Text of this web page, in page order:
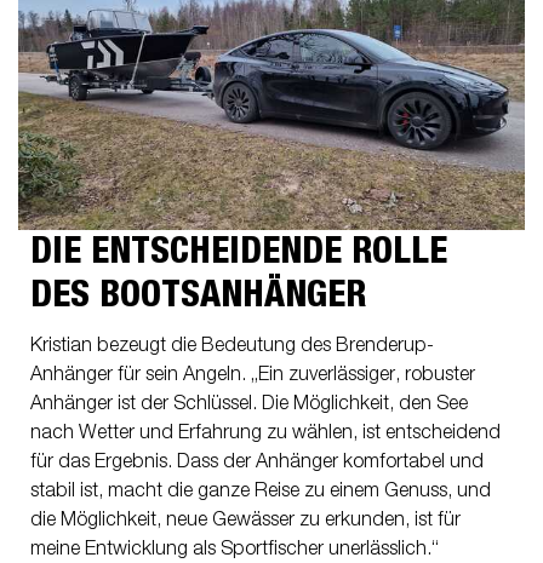
DIE ENTSCHEIDENDE ROLLE
DES BOOTSANHÄNGER
Kristian bezeugt die Bedeutung des Brenderup-
Anhänger für sein Angeln. „Ein zuverlässiger, robuster
Anhänger ist der Schlüssel. Die Möglichkeit, den See
nach Wetter und Erfahrung zu wählen, ist entscheidend
für das Ergebnis. Dass der Anhänger komfortabel und
stabil ist, macht die ganze Reise zu einem Genuss, und
die Möglichkeit, neue Gewässer zu erkunden, ist für
meine Entwicklung als Sportfischer unerlässlich.“